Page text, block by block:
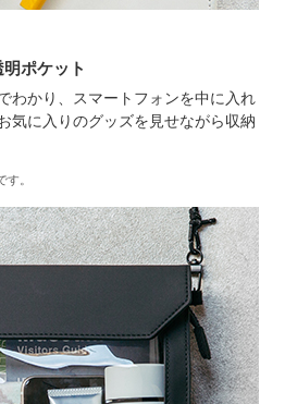
ポケット
わかり、スマートフォンを中に入れ
気に入りのグッズを見せながら収納
。